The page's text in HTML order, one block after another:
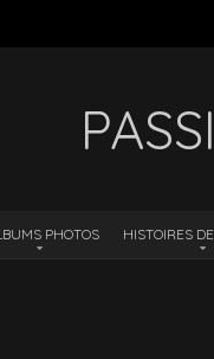
PHOTOS HISTOIRES